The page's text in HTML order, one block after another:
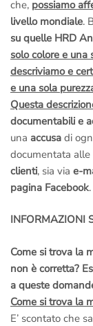
che, possiamo
livello mondiale.
su quelle HRD
solo colore e una
descriviamo e
e una sola
Questa
documentabili e
una accusa di
documentata alle
clienti, sia via e-
pagina Facebook.
INFORMAZIONI
Come si trova la
non è corretta?
a queste
Come si trova la
E’ scontato che